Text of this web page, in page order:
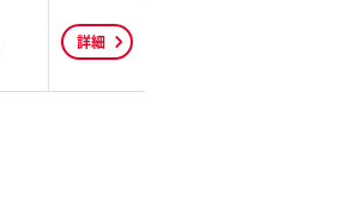
詳細